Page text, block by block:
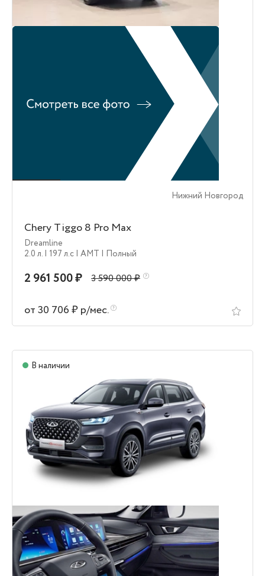
Нижний Новгород
Chery Tiggo 8 Pro Max
Dreamline
2.0 л. | 197 л.c | AMT | Полный
2 961 500 ₽ 3 590 000 ₽
от 30 706 ₽ р/мес.
В наличии